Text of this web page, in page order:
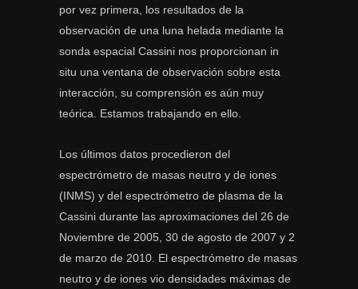
por vez primera, los resultados de la
observación de una luna helada mediante la
sonda espacial Cassini nos proporcionan in
situ una ventana de observación sobre esta
interacción, su comprensión es aún muy
teórica. Estamos trabajando en ello.
Los últimos datos procedieron del
espectrómetro de masas neutro y de iones
(INMS) y del espectrómetro de plasma de la
Cassini durante las aproximaciones del 26 de
Noviembre de 2005, 30 de agosto de 2007 y 2
de marzo de 2010. El espectrómetro de masas
neutro y de iones vio densidades máximas de